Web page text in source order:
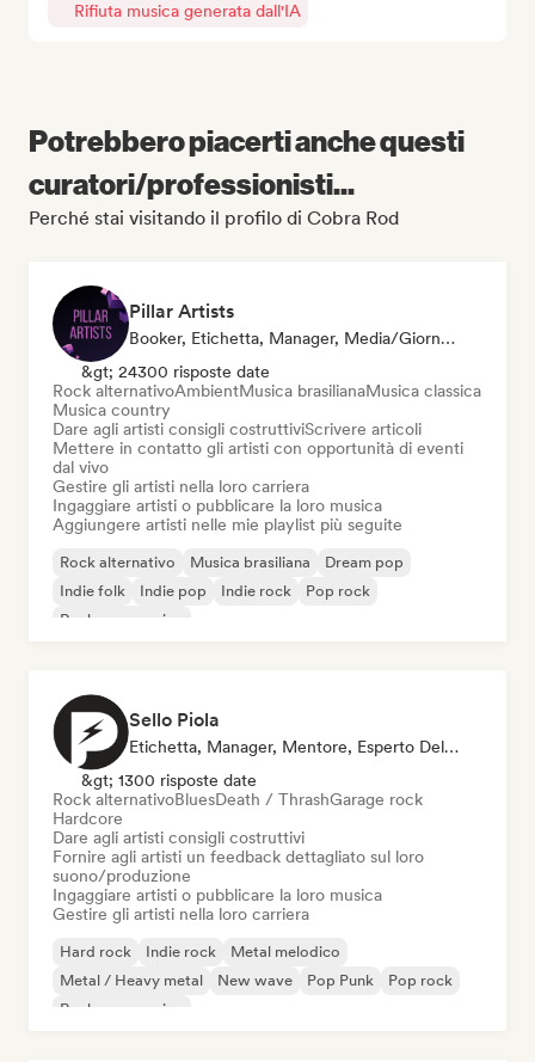
Rifiuta musica generata dall'IA
Potrebbero piacerti anche questi
curatori/professionisti...
Perché stai visitando il profilo di Cobra Rod
Pillar Artists
Booker, Etichetta, Manager, Media/Giornalista, Mentore, Curatore Di Playlist
&gt; 24300 risposte date
Rock alternativoAmbientMusica brasilianaMusica classica
Musica country
Dare agli artisti consigli costruttiviScrivere articoli
Mettere in contatto gli artisti con opportunità di eventi
dal vivo
Gestire gli artisti nella loro carriera
Ingaggiare artisti o pubblicare la loro musica
Aggiungere artisti nelle mie playlist più seguite
Rock alternativo Musica brasiliana
Dream pop
Indie folk
Indie pop Indie rock
Pop rock
Rock progressivo
Sello Piola
Etichetta, Manager, Mentore, Esperto Del Suono
&gt; 1300 risposte date
Rock alternativoBluesDeath / ThrashGarage rock
Hardcore
Dare agli artisti consigli costruttivi
Fornire agli artisti un feedback dettagliato sul loro
suono/produzione
Ingaggiare artisti o pubblicare la loro musica
Gestire gli artisti nella loro carriera
Hard rock Indie rock
Metal melodico
Metal / Heavy metal
New wave Pop Punk
Pop rock
Rock progressivo